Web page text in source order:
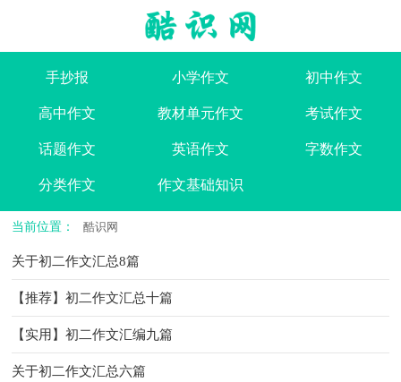
手抄报 小学作文 初中作文
高中作文 教材单元作文 考试作文
话题作文 英语作文 字数作文
分类作文 作文基础知识
当前位置： 酷识网
关于初二作文汇总8篇
【推荐】初二作文汇总十篇
【实用】初二作文汇编九篇
关于初二作文汇总六篇